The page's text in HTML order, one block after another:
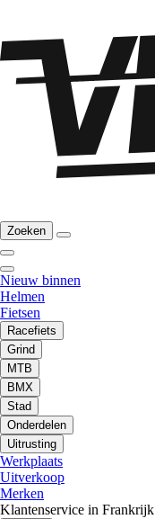
Zoeken
Nieuw binnen
Helmen
Fietsen
Racefiets
Grind
MTB
BMX
Stad
Onderdelen
Uitrusting
Werkplaats
Uitverkoop
Merken
Klantenservice in Frankrijk